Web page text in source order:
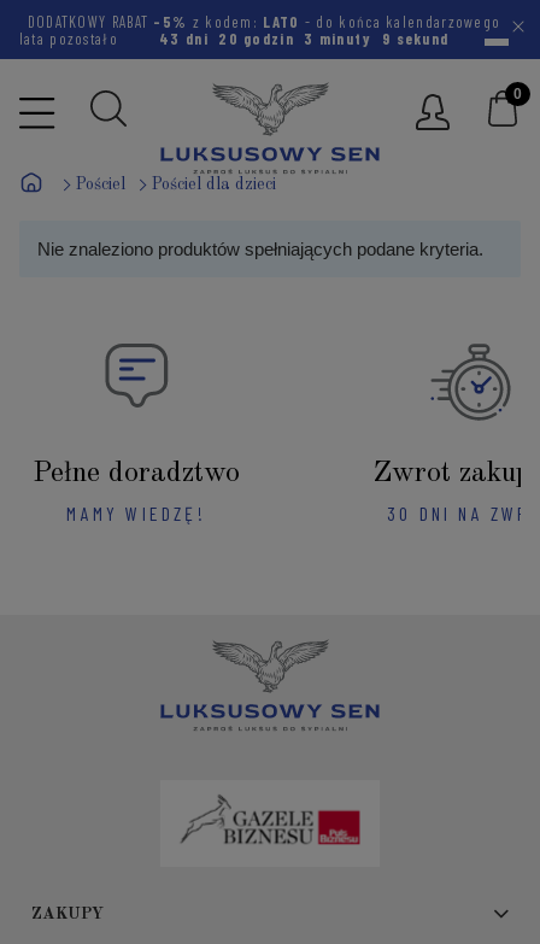
DODATKOWY RABAT -5% z kodem: LATO - do końca kalendarzowego
lata pozostało
43 dni 20 godzin 3 minuty 9 sekund
Pościel Pościel dla dzieci
Nie znaleziono produktów spełniających podane kryteria.
Pełne doradztwo
MAMY WIEDZĘ!
Zwrot
30 DNI NA
ZAKUPY